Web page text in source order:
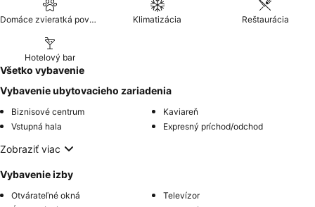
Domáce zvieratká povolené Klimatizácia Reštaurácia
Hotelový bar
Všetko vybavenie
Vybavenie ubytovacieho zariadenia
Biznisové centrum
Kaviareň
Vstupná hala
Expresný príchod/odchod
Zobraziť viac
Vybavenie izby
Otvárateľné okná
Televízor